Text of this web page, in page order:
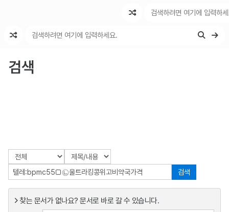
검색
검색
찾는 문서가 없나요? 문서로 바로 갈 수 있습니다.